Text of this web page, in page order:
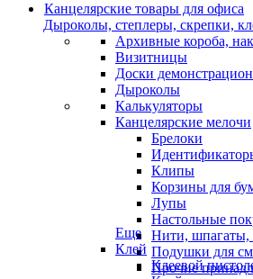
Канцелярские товары для офиса
Дыроколы, степлеры, скрепки,
Архивные короба,
Визитницы
Доски
Дыроколы
Калькуляторы
Канцелярские мелочи
Брелоки
Клипы
Корзины для
Лупы
Настольные
Нити, шпагаты,
Подушки для
Прочие
Еще
Клей
Клеевой